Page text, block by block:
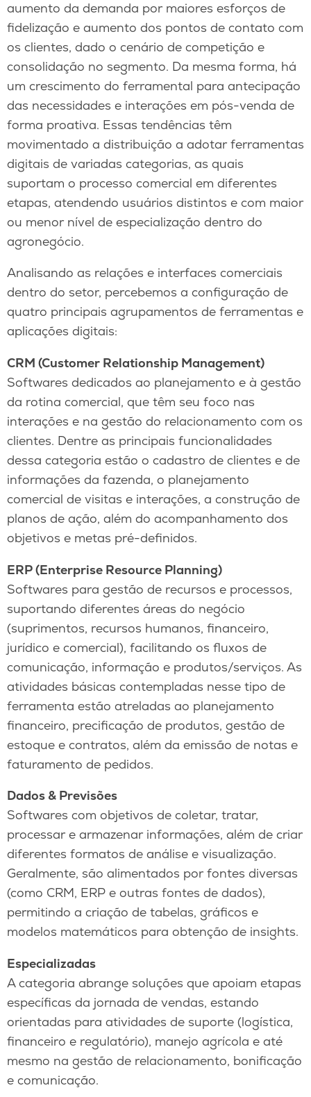
aumento da demanda por maiores esforços de
fidelização e aumento dos pontos de contato com
os clientes, dado o cenário de competição e
consolidação no segmento. Da mesma forma, há
um crescimento do ferramental para antecipação
das necessidades e interações em pós-venda de
forma proativa. Essas tendências têm
movimentado a distribuição a adotar ferramentas
digitais de variadas categorias, as quais
suportam o processo comercial em diferentes
etapas, atendendo usuários distintos e com maior
ou menor nível de especialização dentro do
agronegócio.
Analisando as relações e interfaces comerciais
dentro do setor, percebemos a configuração de
quatro principais agrupamentos de ferramentas e
aplicações digitais:
CRM (Customer Relationship Management)
Softwares dedicados ao planejamento e à gestão
da rotina comercial, que têm seu foco nas
interações e na gestão do relacionamento com os
clientes. Dentre as principais funcionalidades
dessa categoria estão o cadastro de clientes e de
informações da fazenda, o planejamento
comercial de visitas e interações, a construção de
planos de ação, além do acompanhamento dos
objetivos e metas pré-definidos.
ERP (Enterprise Resource Planning)
Softwares para gestão de recursos e processos,
suportando diferentes áreas do negócio
(suprimentos, recursos humanos, financeiro,
jurídico e comercial), facilitando os fluxos de
comunicação, informação e produtos/serviços. As
atividades básicas contempladas nesse tipo de
ferramenta estão atreladas ao planejamento
financeiro, precificação de produtos, gestão de
estoque e contratos, além da emissão de notas e
faturamento de pedidos.
Dados & Previsões
Softwares com objetivos de coletar, tratar,
processar e armazenar informações, além de criar
diferentes formatos de análise e visualização.
Geralmente, são alimentados por fontes diversas
(como CRM, ERP e outras fontes de dados),
permitindo a criação de tabelas, gráficos e
modelos matemáticos para obtenção de insights.
Especializadas
A categoria abrange soluções que apoiam etapas
específicas da jornada de vendas, estando
orientadas para atividades de suporte (logística,
financeiro e regulatório), manejo agrícola e até
mesmo na gestão de relacionamento, bonificação
e comunicação.